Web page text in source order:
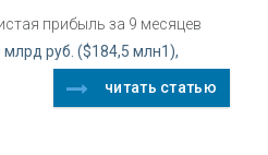
прибыль за 9 месяцев
млрд руб. ($184,5 млн1),
читать статью